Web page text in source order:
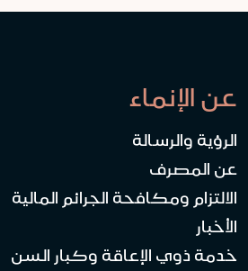
عن الإنماء
الرؤية والرسالة
عن المصرف
الالتزام ومكافحة الجرائم المالية
الأخبار
خدمة ذوي الإعاقة وكبار السن